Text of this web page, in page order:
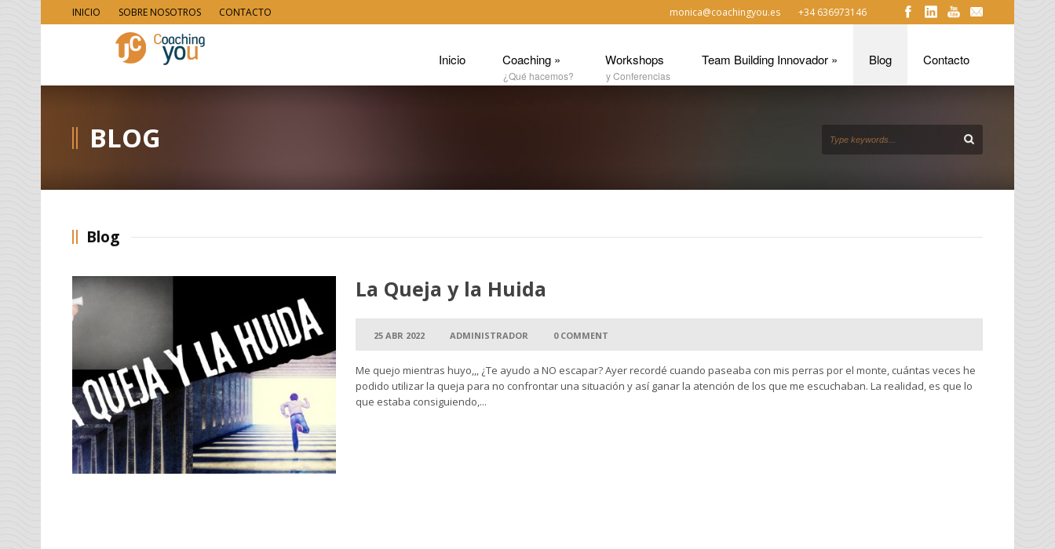
INICIO SOBRE NOSOTROS CONTACTO monica@coachingyou.es +34 636973146
Inicio Coaching »
¿Qué hacemos?
Workshops
y Conferencias
Team Building Innovador » Blog Contacto
BLOG
Blog
La Queja y la Huida
25 ABR 2022 ADMINISTRADOR 0 COMMENT
Me quejo mientras huyo,,, ¿Te ayudo a NO escapar? Ayer recordé cuando paseaba con mis perras por el monte, cuántas veces he
podido utilizar la queja para no confrontar una situación y así ganar la atención de los que me escuchaban. La realidad, es que lo
que estaba consiguiendo,...